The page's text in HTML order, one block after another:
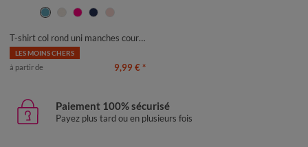
34/36 38/40 42/44 46/48
T-shirt col rond uni manches courtes en coton biologique(**)
LES MOINS CHERS
à partir de 9,99 € *
Paiement 100% sécurisé
Payez plus tard ou en plusieurs fois